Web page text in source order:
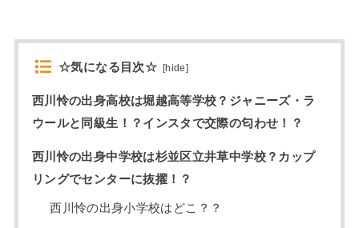
☆気になる目次☆ [hide]
西川怜の出身高校は堀越高等学校？ジャニーズ・ラ
ウールと同級生！？インスタで交際の匂わせ！？
西川怜の出身中学校は杉並区立井草中学校？カップ
リングでセンターに抜擢！？
西川怜の出身小学校はどこ？？